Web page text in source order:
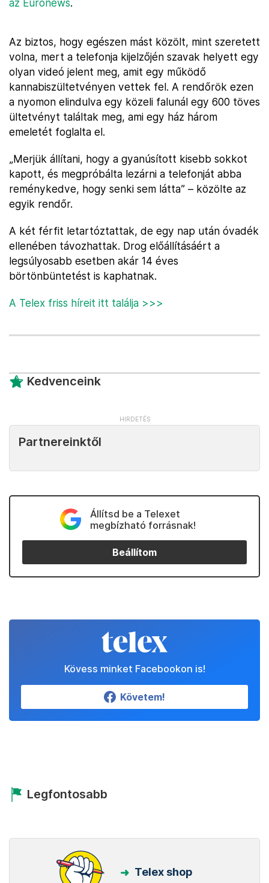
az Euronews.
Az biztos, hogy egészen mást közölt, mint szeretett
volna, mert a telefonja kijelzőjén szavak helyett egy
olyan videó jelent meg, amit egy működő
kannabiszültetvényen vettek fel. A rendőrök ezen
a nyomon elindulva egy közeli falunál egy 600 töves
ültetvényt találtak meg, ami egy ház három
emeletét foglalta el.
„Merjük állítani, hogy a gyanúsított kisebb sokkot
kapott, és megpróbálta lezárni a telefonját abba
reménykedve, hogy senki sem látta” – közölte az
egyik rendőr.
A két férfit letartóztattak, de egy nap után óvadék
ellenében távozhattak. Drog előállításáért a
legsúlyosabb esetben akár 14 éves
börtönbüntetést is kaphatnak.
A Telex friss híreit itt találja >>>
Kedvenceink
Partnereinktől
Állítsd be a Telexet
megbízható forrásnak!
Beállítom
Kövess minket Facebookon is!
Követem!
Legfontosabb
Telex shop